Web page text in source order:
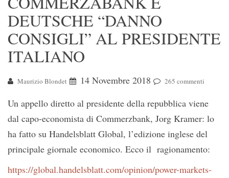
DEUTSCHE “DANNO
CONSIGLI” AL PRESIDENTE
ITALIANO
Maurizio Blondet 14 Novembre 2018 265 commenti
Un appello diretto al presidente della repubblica viene
dal capo-economista di Commerzbank, Jorg Kramer: lo
ha fatto su Handelsblatt Global, l’edizione inglese del
principale giornale economico. Ecco il ragionamento:
https://global.handelsblatt.com/opinion/power-markets-